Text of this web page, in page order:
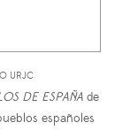
URJC
DE ESPAÑA de
españoles